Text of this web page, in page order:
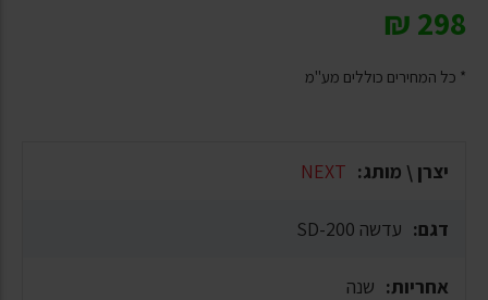
298
₪
* כל המחירים כוללים מע"מ
יצרן \ מותג: NEXT
דגם: עדשה SD-200
אחריות: שנה